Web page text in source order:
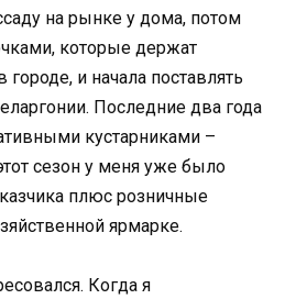
на рынке у дома, потом
которые держат
и начала поставлять
Последние два года
кустарниками –
сезон у меня уже было
плюс розничные
ярмарке.
Когда я